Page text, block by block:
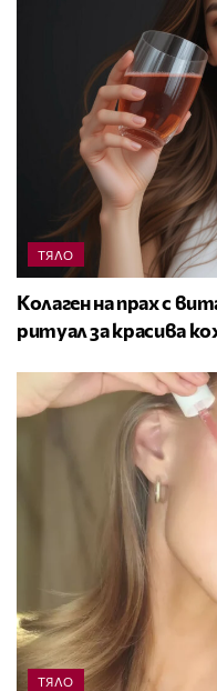
ТЯЛО
Колаген на прах с
ритуал за красива
ТЯЛО